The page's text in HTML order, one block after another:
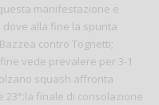
manifestazione e
alla fine la spunta
contro Tognetti;
vede prevalere per 3-1
squash affronta
23°:la finale di consolazione